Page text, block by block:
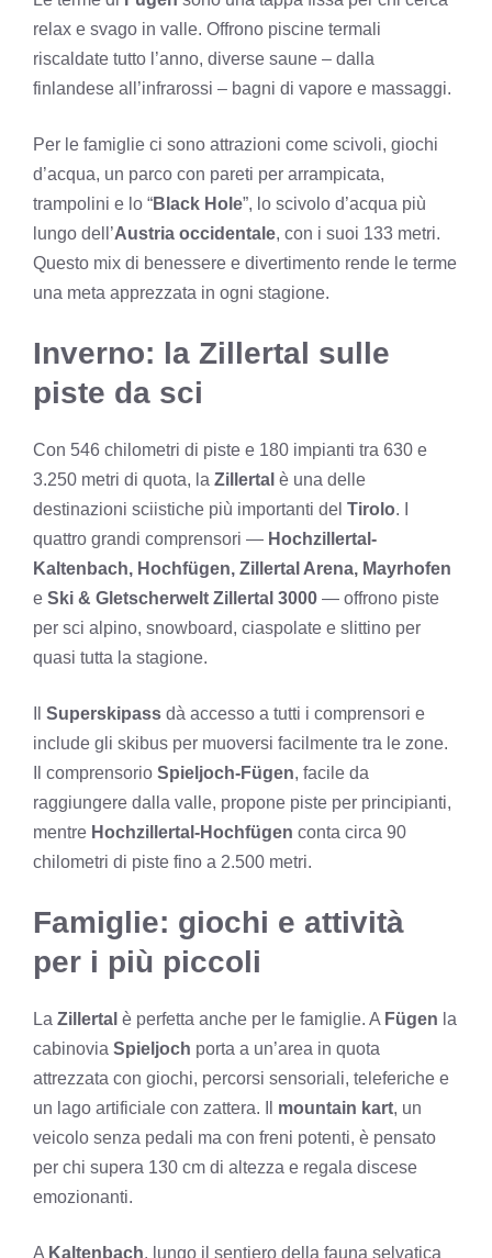
relax e svago in valle. Offrono piscine termali
riscaldate tutto l’anno, diverse saune – dalla
finlandese all’infrarossi – bagni di vapore e massaggi.
Per le famiglie ci sono attrazioni come scivoli, giochi
d’acqua, un parco con pareti per arrampicata,
trampolini e lo “Black Hole”, lo scivolo d’acqua più
lungo dell’Austria occidentale, con i suoi 133 metri.
Questo mix di benessere e divertimento rende le terme
una meta apprezzata in ogni stagione.
Inverno: la Zillertal sulle
piste da sci
Con 546 chilometri di piste e 180 impianti tra 630 e
3.250 metri di quota, la Zillertal è una delle
destinazioni sciistiche più importanti del Tirolo. I
quattro grandi comprensori — Hochzillertal-
Kaltenbach, Hochfügen, Zillertal Arena, Mayrhofen
e Ski & Gletscherwelt Zillertal 3000 — offrono piste
per sci alpino, snowboard, ciaspolate e slittino per
quasi tutta la stagione.
Superskipass dà accesso a tutti i comprensori e
include gli skibus per muoversi facilmente tra le zone.
Il comprensorio Spieljoch-Fügen, facile da
raggiungere dalla valle, propone piste per principianti,
mentre Hochzillertal-Hochfügen conta circa 90
chilometri di piste fino a 2.500 metri.
Famiglie: giochi e attività
per i più piccoli
La Zillertal è perfetta anche per le famiglie. A Fügen la
cabinovia Spieljoch porta a un’area in quota
attrezzata con giochi, percorsi sensoriali, teleferiche e
un lago artificiale con zattera. Il mountain kart, un
veicolo senza pedali ma con freni potenti, è pensato
per chi supera 130 cm di altezza e regala discese
emozionanti.
A Kaltenbach, lungo il sentiero della fauna selvatica